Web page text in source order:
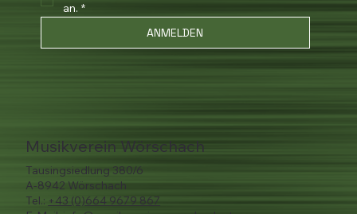
an. *
ANMELDEN
Musikverein Wörschach
Tausingsiedlung 380/6
A-8942 Wörschach
Tel.: +43 (0)664 9679 867